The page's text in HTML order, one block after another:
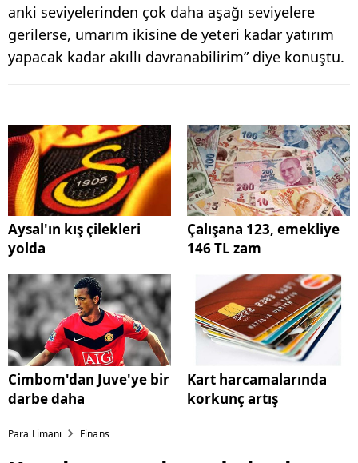
anki seviyelerinden çok daha aşağı seviyelere
gerilerse, umarım ikisine de yeteri kadar yatırım
yapacak kadar akıllı davranabilirim” diye konuştu.
Aysal'ın kış çilekleri
yolda
Çalışana 123, emekliye
146 TL zam
Cimbom'dan Juve'ye bir
darbe daha
Kart harcamalarında
korkunç artış
Para Limanı Finans